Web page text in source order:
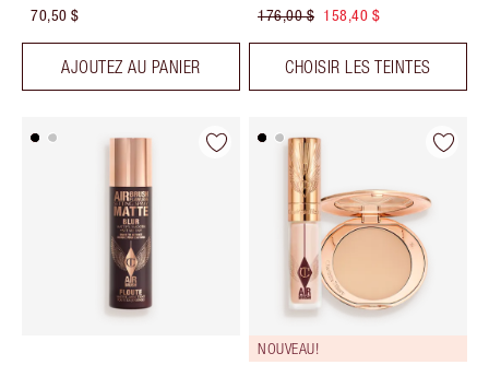
70,50 $
AJOUTEZ AU PANIER
176,00 $ 158,40 $
CHOISIR LES TEINTES
NOUVEAU!